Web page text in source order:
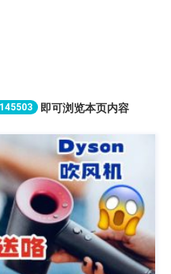
即可浏览本页内容